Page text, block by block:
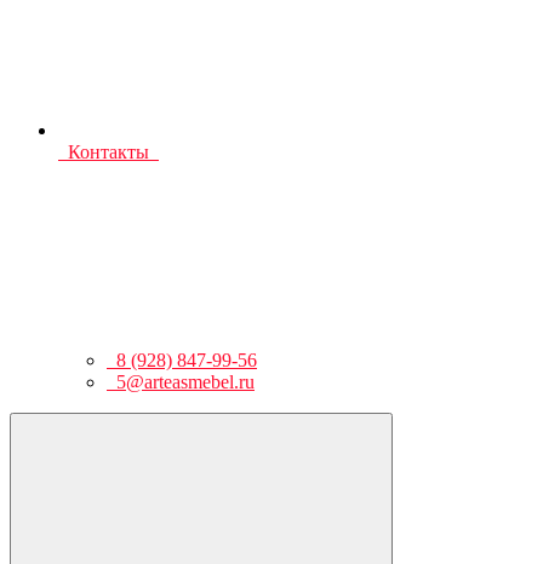
Контакты
8 (928) 847-99-56
5@arteasmebel.ru